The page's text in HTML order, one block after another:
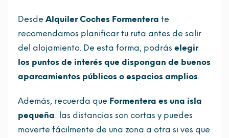
Desde Alquiler Coches Formentera te
recomendamos planificar tu ruta antes de salir
del alojamiento. De esta forma, podrás elegir
los puntos de interés que dispongan de buenos
aparcamientos públicos o espacios amplios.
Además, recuerda que Formentera es una isla
pequeña: las distancias son cortas y puedes
moverte fácilmente de una zona a otra si ves que